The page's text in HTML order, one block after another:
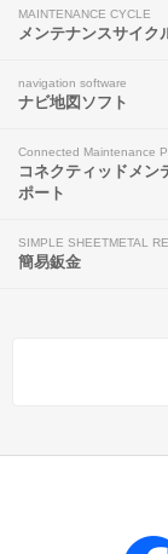
MAINTENANCE CYCLE
メンテナンスサイク
navigation software
ナビ地図ソフト
Connected Maintenance
コネクティッドメン
ポート
SIMPLE SHEETMETAL
簡易鈑金